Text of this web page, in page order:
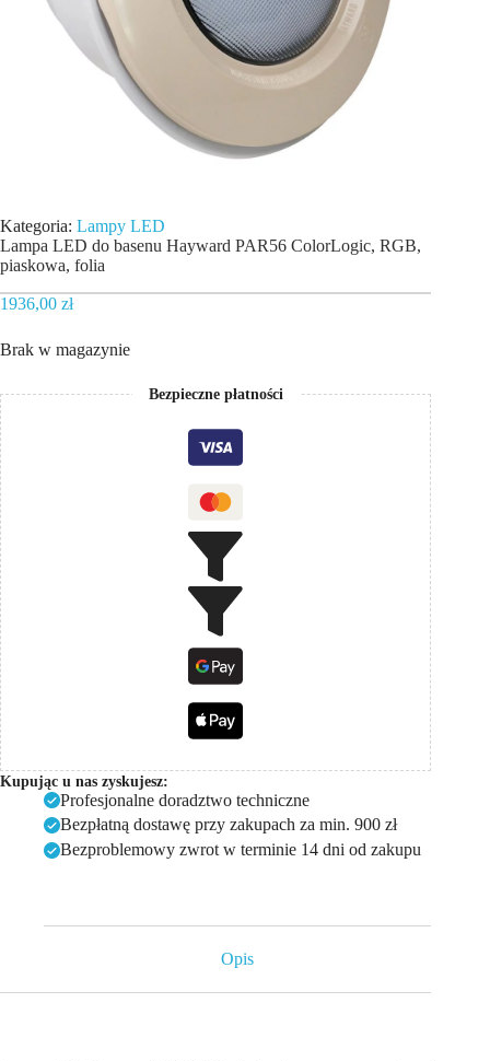
Kategoria: Lampy LED
Lampa LED do basenu Hayward PAR56 ColorLogic, RGB,
piaskowa, folia
1936,00 zł
Brak w magazynie
Bezpieczne płatności
Kupując u nas zyskujesz:
Profesjonalne doradztwo techniczne
Bezpłatną dostawę przy zakupach za min. 900 zł
Bezproblemowy zwrot w terminie 14 dni od zakupu
Opis